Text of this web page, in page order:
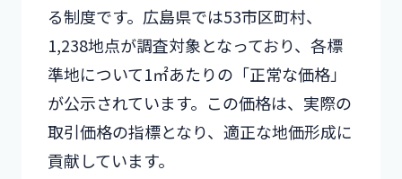
る制度です。広島県では53市区町村、
1,238地点が調査対象となっており、各標
準地について1㎡あたりの「正常な価格」
が公示されています。この価格は、実際の
取引価格の指標となり、適正な地価形成に
貢献しています。